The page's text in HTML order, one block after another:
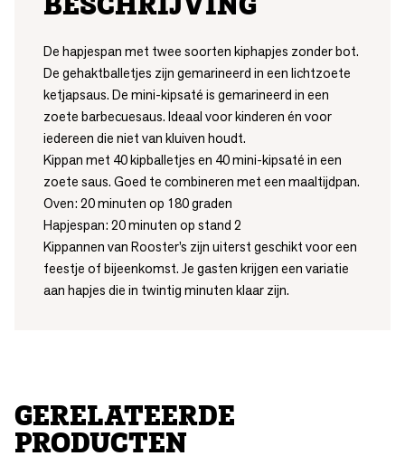
De hapjespan met twee soorten kiphapjes zonder bot.
De gehaktballetjes zijn gemarineerd in een lichtzoete
ketjapsaus. De mini-kipsaté is gemarineerd in een
zoete barbecuesaus. Ideaal voor kinderen én voor
iedereen die niet van kluiven houdt.
Kippan met 40 kipballetjes en 40 mini-kipsaté in een
zoete saus. Goed te combineren met een maaltijdpan.
Oven: 20 minuten op 180 graden
Hapjespan: 20 minuten op stand 2
Kippannen van Rooster’s zijn uiterst geschikt voor een
feestje of bijeenkomst. Je gasten krijgen een variatie
aan hapjes die in twintig minuten klaar zijn.
GERELATEERDE
PRODUCTEN